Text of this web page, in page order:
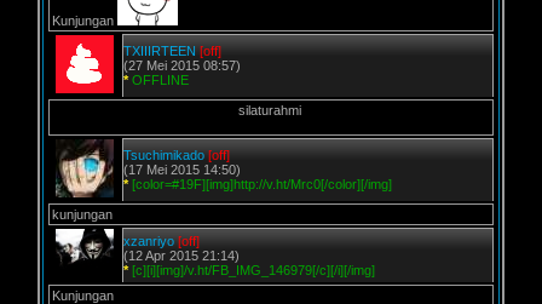
Kunjungan
TXIIIRTEEN [off]
(27 Mei 2015 08:57)
* OFFLINE
silaturahmi
Tsuchimikado [off]
(17 Mei 2015 14:50)
* [color=#19F][img]http://v.ht/Mrc0[/color][/img]
kunjungan
xzanriyo [off]
(12 Apr 2015 21:14)
* [c][i][img]/v.ht/FB_IMG_146979[/c][/i][/img]
Kunjungan